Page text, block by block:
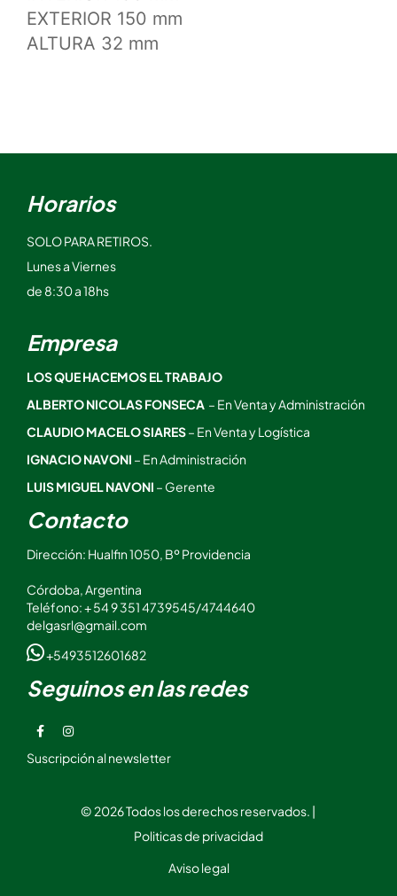
EXTERIOR 150 mm
ALTURA 32 mm
Horarios
SOLO PARA RETIROS.
Lunes a Viernes
de 8:30 a 18hs
Empresa
LOS QUE HACEMOS EL TRABAJO
ALBERTO NICOLAS FONSECA – En Venta y Administración
CLAUDIO MACELO SIARES– En Venta y Logística
IGNACIO NAVONI – En Administración
LUIS MIGUEL NAVONI – Gerente
Contacto
Dirección: Hualfin 1050, Bº Providencia
Córdoba, Argentina
Teléfono: + 54 9 351 4739545/4744640
delgasrl@gmail.com
+5493512601682
Seguinos en las redes
Suscripción al newsletter
© 2026 Todos los derechos reservados. |
Politicas de privacidad
Aviso legal